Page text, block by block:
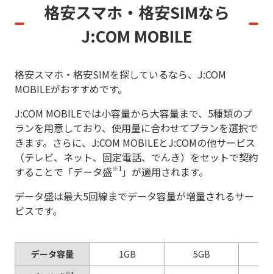
格安スマホ・格安SIMなら
J:COM MOBILE
格安スマホ・格安SIMを探しているなら、J:COM
MOBILEがおすすめです。
J:COM MOBILEでは小容量から大容量まで、5種類のプ
ランを用意しており、使用量に合わせてプランを選択で
きます。さらに、J:COM MOBILEとJ:COMの他サービス
（テレビ、ネット、固定電話、でんき）をセットで契約
することで「データ盛※1 」が適用されます。
データ盛は最大5回線までデータ容量が増量されるサー
ビスです。
データ容量 1GB 5GB